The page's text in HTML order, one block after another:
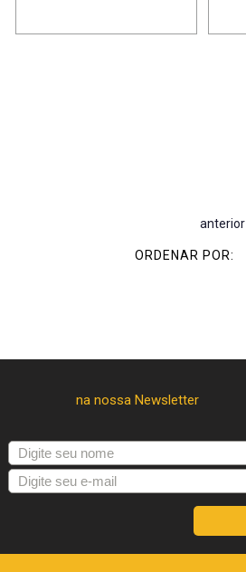
anterior
ORDENAR POR: